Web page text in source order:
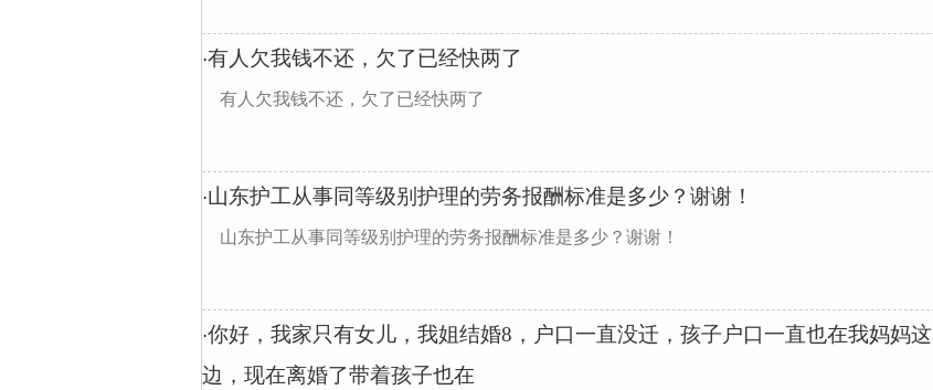
·有人欠我钱不还，欠了已经快两了
有人欠我钱不还，欠了已经快两了
·山东护工从事同等级别护理的劳务报酬标准是多少？谢谢！
山东护工从事同等级别护理的劳务报酬标准是多少？谢谢！
·你好，我家只有女儿，我姐结婚8，户口一直没迁，孩子户口一直也在我妈妈这
边，现在离婚了带着孩子也在